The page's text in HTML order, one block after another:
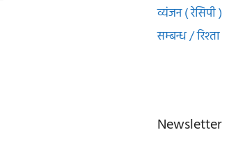
व्यंजन ( रेसिपी )
सम्बन्ध / रिश्ता
Newsletter